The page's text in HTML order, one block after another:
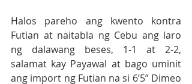
Halos pareho ang kwento kontra
Futian at naitabla ng Cebu ang laro
ng dalawang beses, 1-1 at 2-2,
salamat kay Payawal at bago uminit
ang import ng Futian na si 6’5” Dimeo